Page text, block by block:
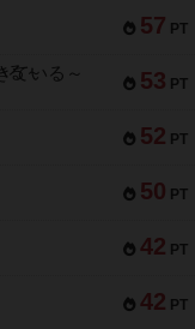
57 PT
53 PT
ている～
52 PT
50 PT
42 PT
42 PT